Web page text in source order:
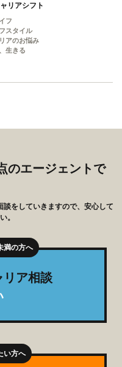
リアシフト
フ
スタイル
アのお悩み
生きる
のエージェントで
をしていきますので、安心して
。
リア相談